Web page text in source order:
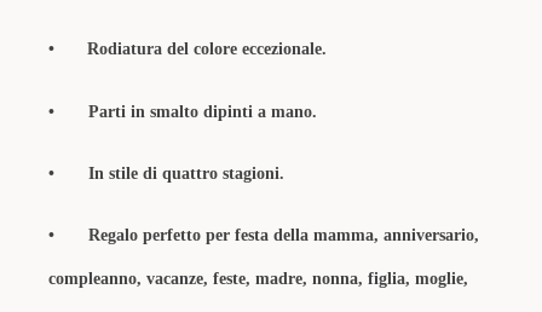
• Rodiatura del colore eccezionale.
• Parti in smalto dipinti a mano.
• In stile di quattro stagioni.
• Regalo perfetto per festa della mamma, anniversario,
compleanno, vacanze, feste, madre, nonna, figlia, moglie,